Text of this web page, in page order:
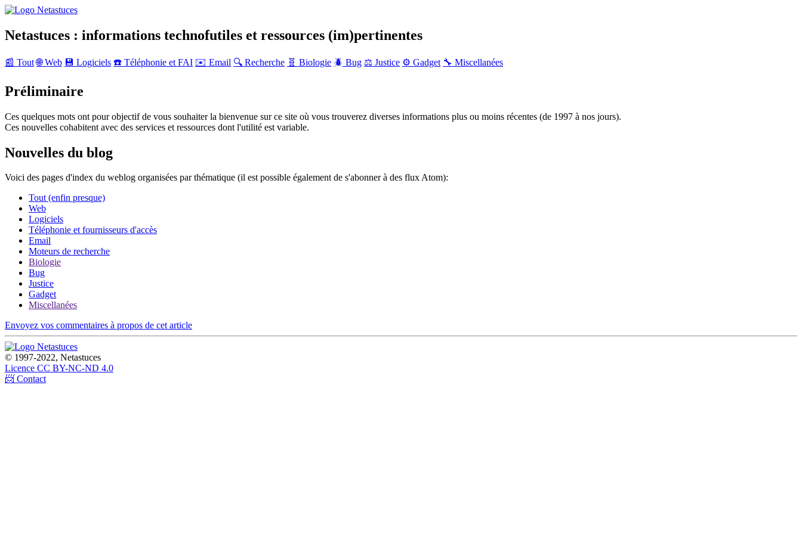
Netastuces : informations technofutiles et ressources (im)pertinentes
📰 Tout 🌐 Web 💾 Logiciels ☎️ Téléphonie et FAI ✉️ Email 🔍 Recherche 🧬 Biologie 🪲 Bug ⚖️ Justice ⚙️ Gadget 🔧 Miscellanées
Préliminaire
Ces quelques mots ont pour objectif de vous souhaiter la bienvenue sur ce site où vous trouverez diverses informations plus ou moins récentes (de 1997 à nos jours).
Ces nouvelles cohabitent avec des services et ressources dont l'utilité est variable.
Nouvelles du blog
Voici des pages d'index du weblog organisées par thématique (il est possible également de s'abonner à des flux Atom):
Tout (enfin presque)
Web
Logiciels
Téléphonie et fournisseurs d'accès
Email
Moteurs de recherche
Biologie
Bug
Justice
Gadget
Miscellanées
Envoyez vos commentaires à propos de cet article
© 1997-2022, Netastuces
Licence CC BY-NC-ND 4.0
📨 Contact